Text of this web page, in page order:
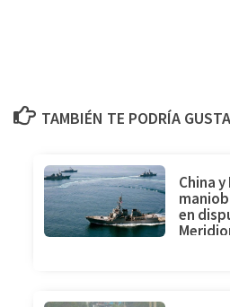
TAMBIÉN TE PODRÍA
China
en